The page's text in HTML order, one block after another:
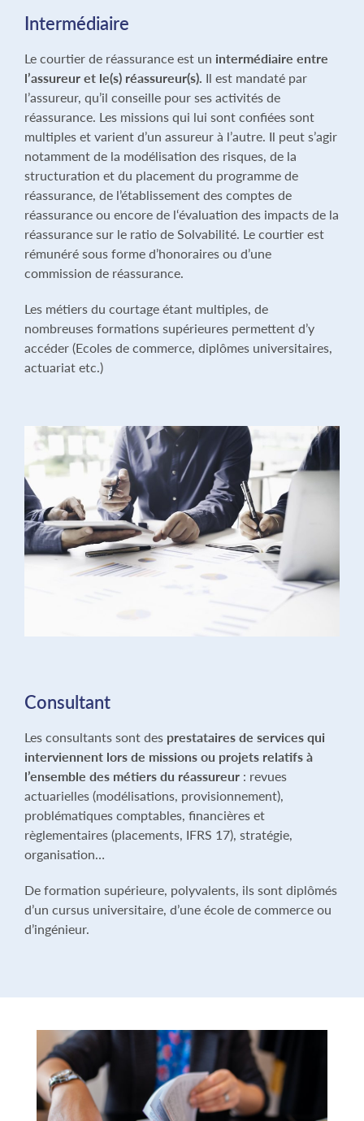
Intermédiaire
Le courtier de réassurance est un intermédiaire entre
l’assureur et le(s) réassureur(s). Il est mandaté par
l’assureur, qu’il conseille pour ses activités de
réassurance. Les missions qui lui sont confiées sont
multiples et varient d’un assureur à l’autre. Il peut s’agir
notamment de la modélisation des risques, de la
structuration et du placement du programme de
réassurance, de l’établissement des comptes de
réassurance ou encore de l‘évaluation des impacts de la
réassurance sur le ratio de Solvabilité. Le courtier est
rémunéré sous forme d’honoraires ou d’une
commission de réassurance.
Les métiers du courtage étant multiples, de
nombreuses formations supérieures permettent d’y
accéder (Ecoles de commerce, diplômes universitaires,
actuariat etc.)
Consultant
Les consultants sont des prestataires de services qui
interviennent lors de missions ou projets relatifs à
l’ensemble des métiers du réassureur : revues
actuarielles (modélisations, provisionnement),
problématiques comptables, financières et
règlementaires (placements, IFRS 17), stratégie,
organisation…
De formation supérieure, polyvalents, ils sont diplômés
d’un cursus universitaire, d’une école de commerce ou
d’ingénieur.